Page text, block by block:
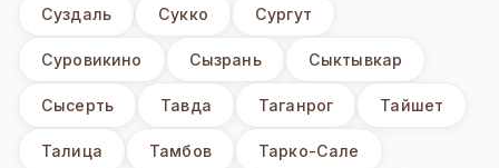
Суздаль Сукко Сургут
Суровикино Сызрань Сыктывкар
Сысерть Тавда Таганрог Тайшет
Талица Тамбов Тарко-Сале